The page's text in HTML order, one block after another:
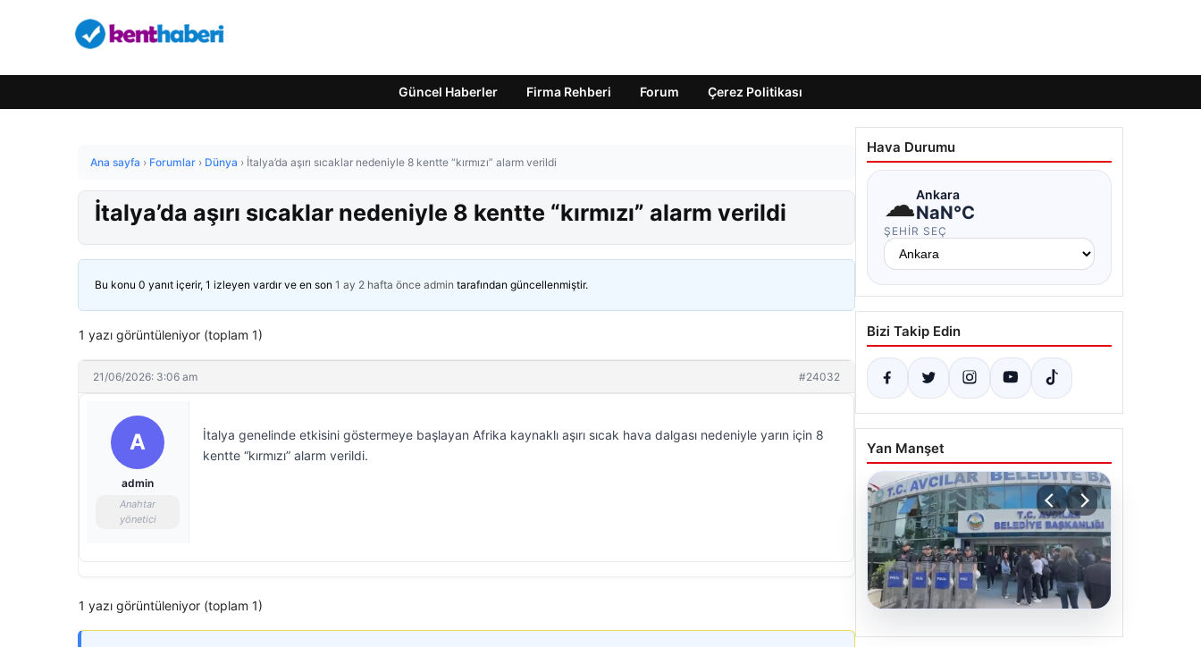
Güncel Haberler Firma Rehberi Forum Çerez Politikası
Ana sayfa › Forumlar › Dünya › İtalya’da aşırı sıcaklar nedeniyle 8 kentte “kırmızı” alarm verildi
İtalya’da aşırı sıcaklar nedeniyle 8 kentte “kırmızı” alarm verildi
Bu konu 0 yanıt içerir, 1 izleyen vardır ve en son 1 ay 2 hafta önce admin tarafından güncellenmiştir.
1 yazı görüntüleniyor (toplam 1)
21/06/2026: 3:06 am #24032
A
admin
Anahtar
yönetici
İtalya genelinde etkisini göstermeye başlayan Afrika kaynaklı aşırı sıcak hava dalgası nedeniyle yarın için 8
kentte “kırmızı” alarm verildi.
1 yazı görüntüleniyor (toplam 1)
Hava Durumu
☁Ankara
NaN°C
ŞEHIR SEÇ
Bizi Takip Edin
Yan Manşet
05.08.2026